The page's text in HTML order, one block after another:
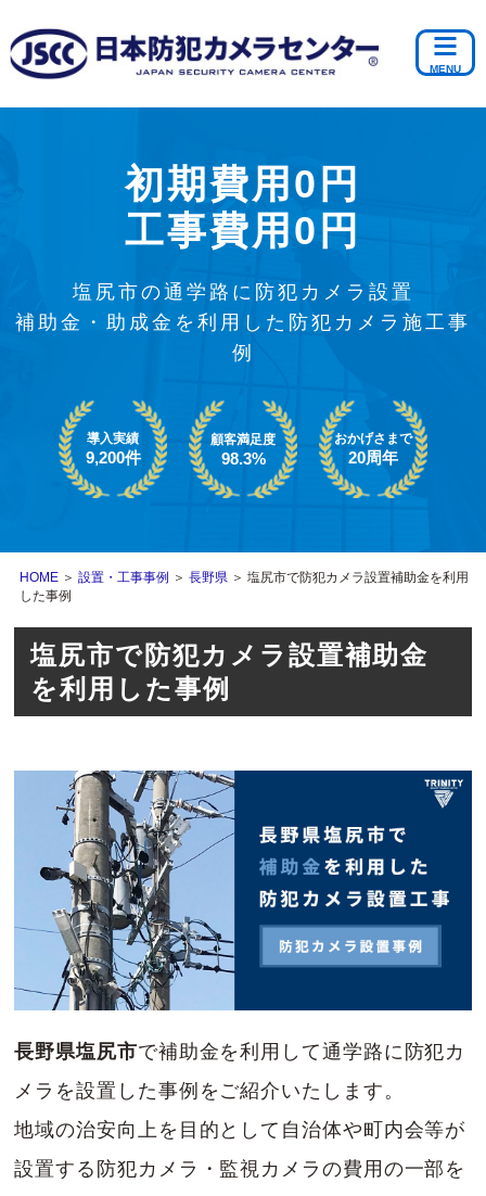
初期費用0円
工事費用0円
塩尻市の通学路に防犯カメラ設置
補助金・助成金を利用した防犯カメラ施工事
例
導入実績
9,200件
顧客満足度
98.3%
おかげさまで
20周年
HOME ＞設置・工事事例 ＞長野県 ＞ 塩尻市で防犯カメラ設置補助金を利用
した事例
塩尻市で防犯カメラ設置補助金
を利用した事例
長野県塩尻市で補助金を利用して通学路に防犯カ
メラを設置した事例をご紹介いたします。
地域の治安向上を目的として自治体や町内会等が
設置する防犯カメラ・監視カメラの費用の一部を